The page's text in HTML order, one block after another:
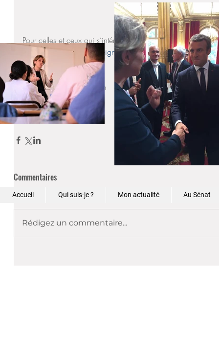
Pour celles et ceux qui s’intéressent à l’univers de
découvrez ReflexeS, enseignement français à l’étranger, la
s.com
plateforme@relfexe-s.com
Circonscription
Actualités
Education
Commentaires
Rédigez un commentaire...
Accueil Qui suis-je ? Mon actualité Au Sénat